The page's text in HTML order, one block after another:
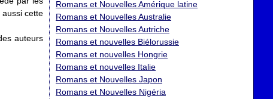
cette
auteurs
Romans et Nouvelles Amérique latine
Romans et Nouvelles Australie
Romans et Nouvelles Autriche
Romans et nouvelles Biélorussie
Romans et nouvelles Hongrie
Romans et nouvelles Italie
Romans et Nouvelles Japon
Romans et Nouvelles Nigéria